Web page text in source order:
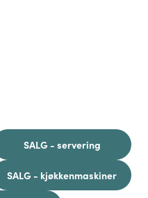
SALG - servering
SALG - kjøkkenmaskiner